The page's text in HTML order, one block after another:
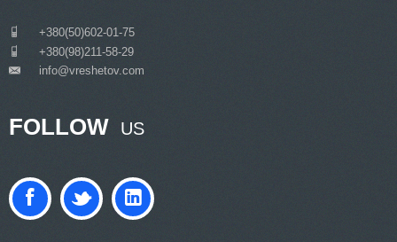
+380(50)602-01-75
+380(98)211-58-29
info@vreshetov.com
FOLLOW US